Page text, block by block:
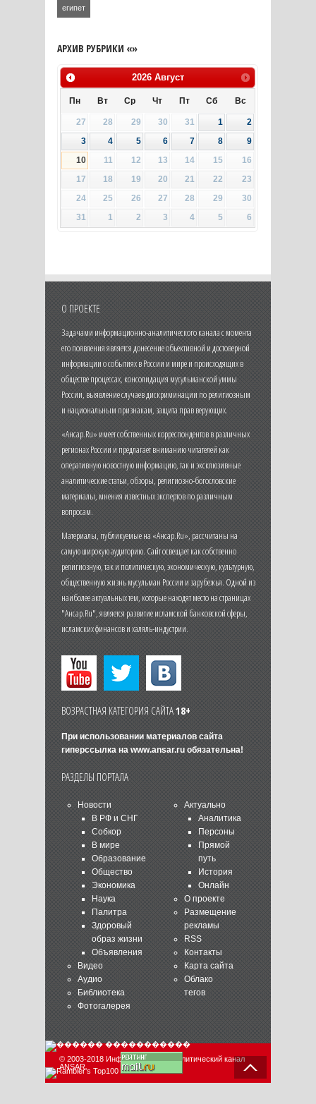
египет
АРХИВ РУБРИКИ «»
2026 Август
Пн Вт Ср Чт Пт Сб Вс
27 28 29 30 31 1
2
3
4 5 6 7 8
9
10
11 12 13 14 15
16
17
18 19 20 21 22
23
24
25 26 27 28 29
30
31
1 2 3 4 5 6
О ПРОЕКТЕ
Задачами информационно-аналитического канала с момента
его появления является донесение объективной и достоверной
информации о событиях в России и мире и происходящих в
обществе процессах, консолидация мусульманской уммы
России, выявление случаев дискриминации по религиозным
и национальным признакам, защита прав верующих.
«Ансар.Ru» имеет собственных корреспондентов в различных
регионах России и предлагает вниманию читателей как
оперативную новостную информацию, так и эксклюзивные
аналитические статьи, обзоры, религиозно-богословские
материалы, мнения известных экспертов по различным
вопросам.
Материалы, публикуемые на «Ансар.Ru», рассчитаны на
самую широкую аудиторию. Сайт освещает как собственно
религиозную, так и политическую, экономическую, культурную,
общественную жизнь мусульман России и зарубежья. Одной из
наиболее актуальных тем, которые находят место на страницах
"Ансар.Ru", является развитие исламской банковской сферы,
исламских финансов и халяль-индустрии.
ВОЗРАСТНАЯ КАТЕГОРИЯ САЙТА18+
При использовании материалов сайта
гиперссылка на www.ansar.ruобязательна!
РАЗДЕЛЫ ПОРТАЛА
Новости
В РФ и СНГ
Собкор
В мире
Образование
Общество
Экономика
Наука
Палитра
Здоровый
образ жизни
Объявления
Видео
Аудио
Библиотека
Фотогалерея
Актуально
Аналитика
Персоны
Прямой
путь
История
Онлайн
О проекте
Размещение
рекламы
RSS
Контакты
Карта сайта
Облако
тегов
© 2003-2018 Информационно-аналитический канал
ANSAR